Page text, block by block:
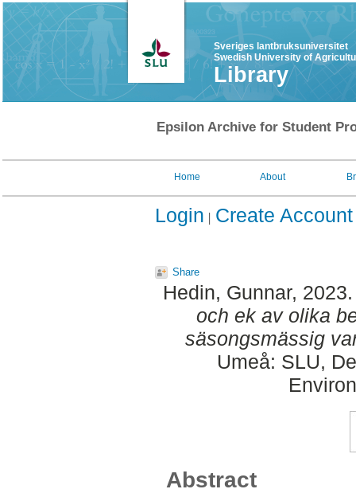
Sveriges lantbruksuniversitet
Swedish University of
Library
Epsilon Archive for Student
Home About
Login Create Account
Share
Hedin, Gunnar,
och ek av olika
säsongsmässig
Umeå: SLU,
Abstract